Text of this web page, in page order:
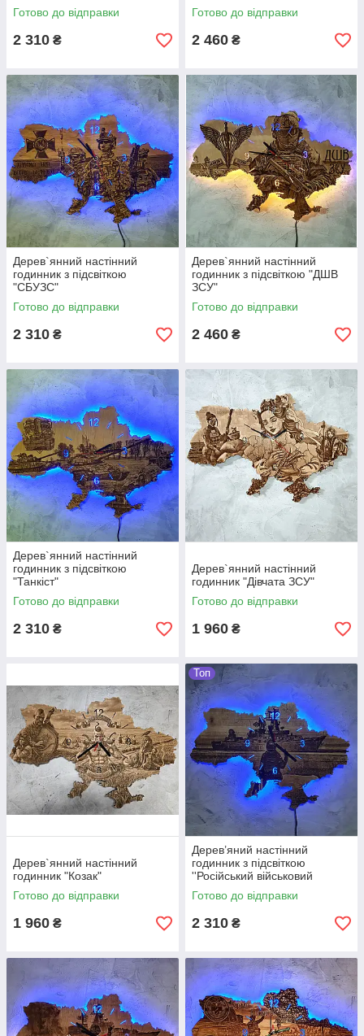
Готово до відправки
2 310 ₴
Готово до відправки
2 460 ₴
Дерев`янний настінний
годинник з підсвіткою
"СБУЗС"
Готово до відправки
2 310 ₴
Дерев`янний настінний
годинник з підсвіткою "ДШВ
ЗСУ"
Готово до відправки
2 460 ₴
Дерев`янний настінний
годинник з підсвіткою
"Танкіст"
Готово до відправки
2 310 ₴
Дерев`янний настінний
годинник "Дівчата ЗСУ"
Готово до відправки
1 960 ₴
Дерев`янний настінний
годинник "Козак"
Готово до відправки
1 960 ₴
Топ
Дерев’яний настінний
годинник з підсвіткою
''Російський військовий
корабель, іди нах*й"
Готово до відправки
2 310 ₴